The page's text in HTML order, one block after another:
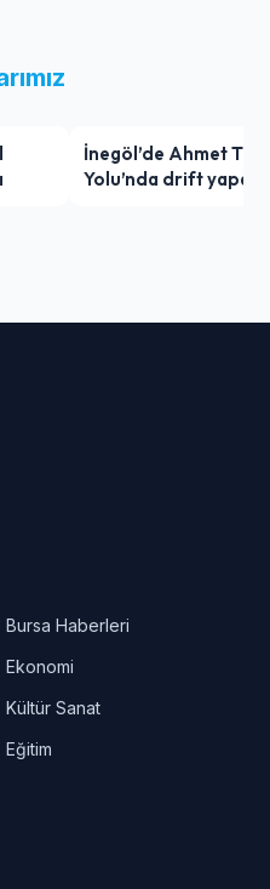
İnegöl’de Ahmet
Yolu’nda drift yapan
Bursa Haberleri
Ekonomi
Kültür Sanat
Eğitim